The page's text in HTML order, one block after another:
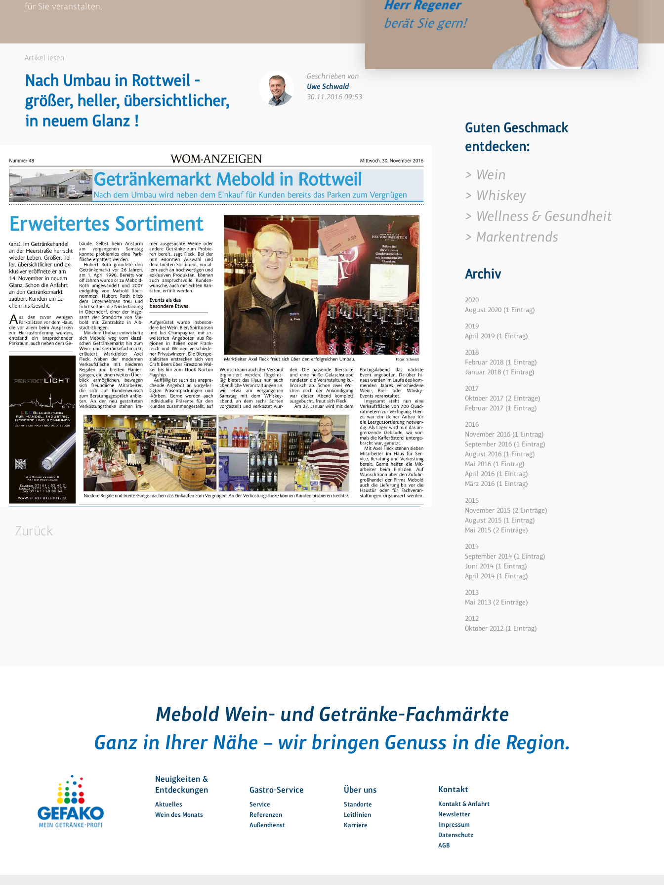
für Sie veranstalten.
Artikel lesen
Nach Umbau in Rottweil -
größer, heller, übersichtlicher,
in neuem Glanz !
Geschrieben von
Uwe Schwald
30.11.2016 09:53
Zurück
Guten Geschmack
entdecken:
Wein
Whiskey
Wellness & Gesundheit
Markentrends
Archiv
2020
August 2020 (1 Eintrag)
2019
April 2019 (1 Eintrag)
2018
Februar 2018 (1 Eintrag)
Januar 2018 (1 Eintrag)
2017
Oktober 2017 (2 Einträge)
Februar 2017 (1 Eintrag)
2016
November 2016 (1 Eintrag)
September 2016 (1 Eintrag)
August 2016 (1 Eintrag)
Mai 2016 (1 Eintrag)
April 2016 (1 Eintrag)
März 2016 (1 Eintrag)
2015
November 2015 (2 Einträge)
August 2015 (1 Eintrag)
Mai 2015 (2 Einträge)
2014
September 2014 (1 Eintrag)
Juni 2014 (1 Eintrag)
April 2014 (1 Eintrag)
2013
Mai 2013 (2 Einträge)
2012
Oktober 2012 (1 Eintrag)
Mebold Wein- und Getränke-Fachmärkte
Ganz in Ihrer Nähe – wir bringen Genuss in die Region.
Neuigkeiten &
Entdeckungen
Aktuelles
Wein des Monats
Gastro-Service
Service
Referenzen
Außendienst
Über uns
Standorte
Leitlinien
Karriere
Kontakt
Kontakt & Anfahrt
Newsletter
Impressum
Datenschutz
AGB